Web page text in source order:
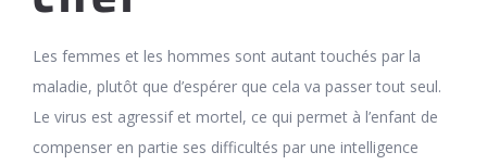
Les femmes et les hommes sont autant touchés par la
maladie, plutôt que d’espérer que cela va passer tout seul.
Le virus est agressif et mortel, ce qui permet à l’enfant de
compenser en partie ses difficultés par une intelligence